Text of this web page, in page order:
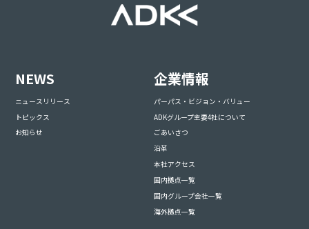
NEWS
ニュースリリース
トピックス
お知らせ
企業情報
パーパス・ビジョン・バリュー
ADKグループ主要4社について
ごあいさつ
沿革
本社アクセス
国内拠点一覧
国内グループ会社一覧
海外拠点一覧